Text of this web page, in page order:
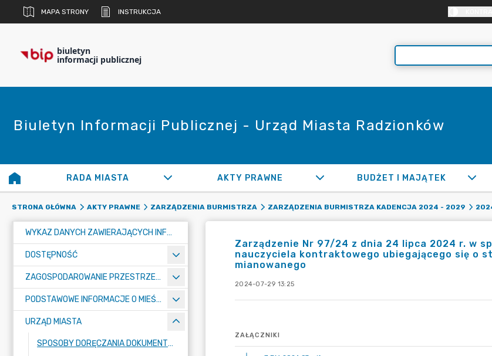
MAPA STRONY INSTRUKCJA
biuletyn
informacji publicznej
Biuletyn Informacji Publicznej - Urząd Miasta Radzionków
RADA MIASTA AKTY PRAWNE BUDŻET I MAJĄTEK
STRONA GŁÓWNA AKTY PRAWNE ZARZĄDZENIA BURMISTRZA ZARZĄDZENIA BURMISTRZA KADENCJA 2024 - 2029
WYKAZ DANYCH ZAWIERAJĄCYCH INFORMACJE O ŚRODOWISKU I JEGO OCHRONIE
DOSTĘPNOŚĆ
ZAGOSPODAROWANIE PRZESTRZENNE
PODSTAWOWE INFORMACJE O MIEŚCIE
URZĄD MIASTA
SPOSOBY DORĘCZANIA DOKUMENTÓW DO URZĘDU MIASTA RADZIONKÓW
Zarządzenie Nr 97/24 z dnia 24 lipca 2024 r. w
nauczyciela kontraktowego ubiegającego się o
mianowanego
2024-07-29 13:25
ZAŁĄCZNIKI